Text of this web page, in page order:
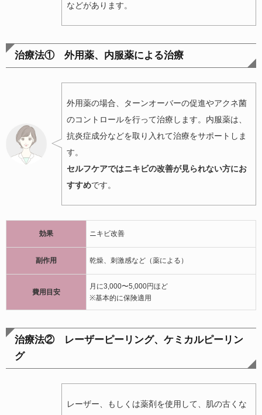
などがあります。
治療法① 外用薬、内服薬による治療
外用薬の場合、ターンオーバーの促進やアクネ菌
のコントロールを行って治療します。内服薬は、
抗炎症成分などを取り入れて治療をサポートしま
す。
セルフケアではニキビの改善が見られない方にお
すすめです。
効果 ニキビ改善
副作用 乾燥、刺激感など（薬による）
費用目安
月に3,000〜5,000円ほど
※基本的に保険適用
治療法② レーザーピーリング、ケミカルピーリン
グ
レーザー、もしくは薬剤を使用して、肌の古くな